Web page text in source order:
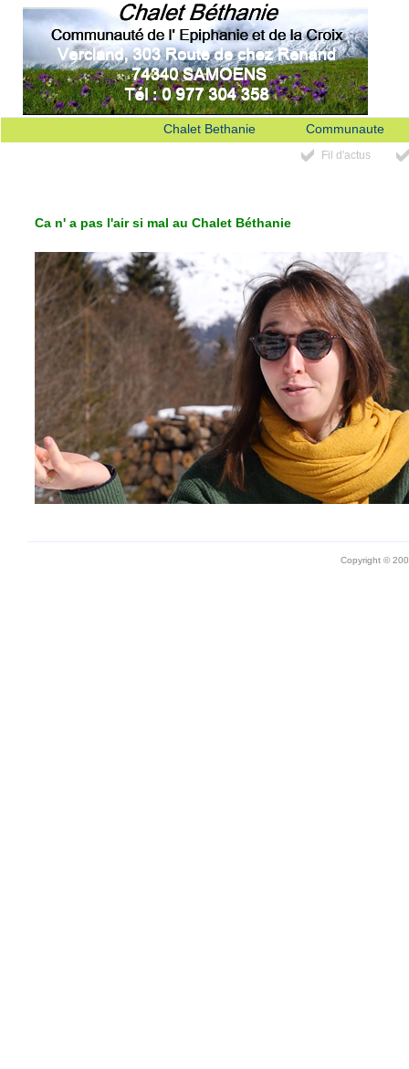
Chalet Bethanie Communaute
Fil d'actus
Ca n' a pas l'air si mal au Chalet Béthanie
Copyright ©